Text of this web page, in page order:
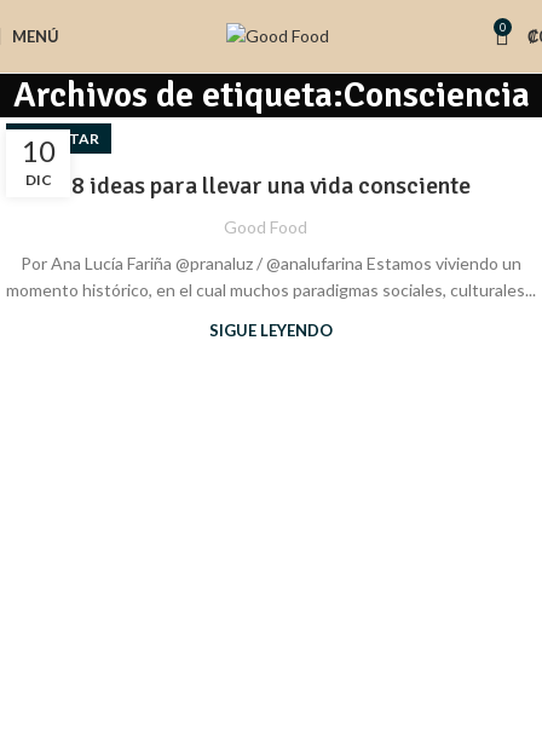
MENÚ 0 ₡
Archivos de etiqueta:Consciencia
10
DIC
BIENESTAR
8 ideas para llevar una vida consciente
Good Food
Por Ana Lucía Fariña @pranaluz / @analufarina Estamos viviendo un
momento histórico, en el cual muchos paradigmas sociales, culturales...
SIGUE LEYENDO